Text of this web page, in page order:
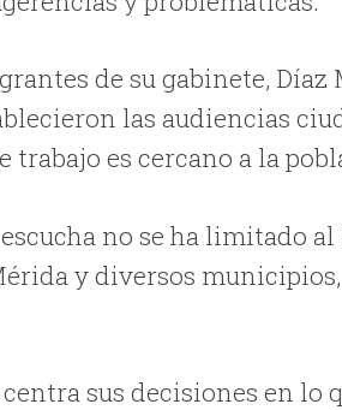
de su gabinete,
las audiencias
trabajo es cercano a la
no se ha limitado
y diversos
sus decisiones en lo